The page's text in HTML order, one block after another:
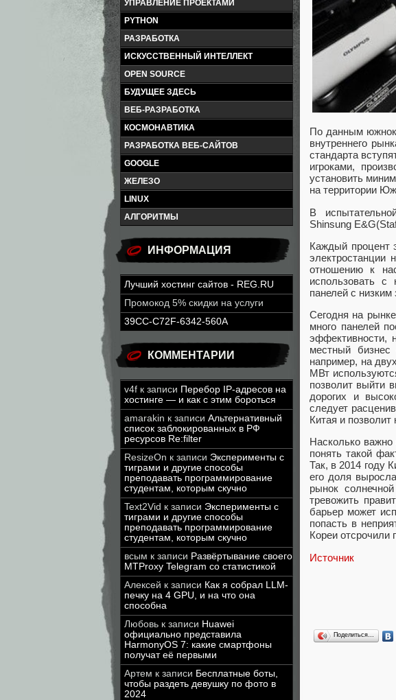
УПРАВЛЕНИЕ ПРОЕКТАМИ
PYTHON
РАЗРАБОТКА
ИСКУССТВЕННЫЙ ИНТЕЛЛЕКТ
OPEN SOURCE
БУДУЩЕЕ ЗДЕСЬ
ВЕБ-РАЗРАБОТКА
КОСМОНАВТИКА
РАЗРАБОТКА ВЕБ-САЙТОВ
GOOGLE
ЖЕЛЕЗО
LINUX
АЛГОРИТМЫ
ИНФОРМАЦИЯ
Лучший хостинг сайтов - REG.RU
Промокод 5% скидки на услуги
39CC-C72F-6342-560A
КОММЕНТАРИИ
v4f к записи Перебор IP-адресов на
хостинге — и как с этим бороться
amarakin к записи Альтернативный
список заблокированных в РФ
ресурсов Re:filter
ResizeOn к записи Эксперименты с
тиграми и другие способы
преподавать программирование
студентам, которым скучно
Text2Vid к записи Эксперименты с
тиграми и другие способы
преподавать программирование
студентам, которым скучно
всым к записи Развёртывание своего
MTProxy Telegram со статистикой
Алексей к записи Как я собрал LLM-
печку на 4 GPU, и на что она
способна
Любовь к записи Huawei
официально представила
HarmonyOS 7: какие смартфоны
получат её первыми
Артем к записи Бесплатные боты,
чтобы раздеть девушку по фото в
2024
По данным
внутреннего
стандарта
игроками,
установить
на территории
В
Shinsung
Каждый процент
электростанции
отношению к
использовать
панелей с
Сегодня на
много панелей
эффективности,
местный бизнес
например, на
МВт
позволит выйти
дорогих и
следует
Китая и
Насколько важно
понять такой
Так, в 2014 году
его доля
рынок
тревожить
барьер может
попасть в
Кореи отсрочили
Источник
Поделиться…